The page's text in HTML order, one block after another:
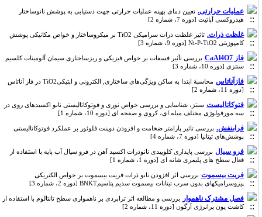
عملیات حرارتی. تعیین دمای بهینه عملیات حرارتی جهت دستیابی به پوشش نانوساختار
هیدروکسی آپاتیت‌ [دوره 7، شماره 2]
غلظت ذرات.
تاثیر غلظت ذرات سرامیکی TiO2 بر میکروساختار و خواص مکانیکی پوشش
کامپوزیتی Ni-P-TiO2 [دوره 9، شماره 3]
فاز CaAl4O7
بررسی تأثیر فسفات بر خواص فیزیکی و ریزساختاری سیمان آلومینات کلسیم
سنتزی [دوره 10، شماره 3]
فازآناتاس
محاسبۀ ابتدا به ساکن ویژگی‌های ساختاری, الکترونی و اپتیکیTiO2 در فاز آناتاس
[دوره 11، شماره 2]
فتوکاتالیست سنتز، شناسایی و بررسی خواص نوری و فوتوکاتالیستی نانو اکسیدهای روی در
سه مورفولوژی مختلف میله ای، کروی و صفحه ای [دوره 10، شماره 1]
فرابنفش. بررسی تاثیر پارامتر ضخامت و افزودن دوپنت ‌فلوئور بر عملکرد فوتوکاتالیستی
پوشش‌های تیتانیا [دوره 7، شماره 4]
فرو سیال بررسی پایداری کلوییدی نانوذرات اکسید آهن در فرو سیال آب پایه با استفاده از
فعال سطح های پلیمری شانه ای [دوره 1، شماره 1]
فریت بیسموت بررسی اثر افزودن نانو ذرات فریت بیسموت بر خواص الکتریکی
پیزوسرامیکهای بدون سرب تیتانات بیسموت سدیم پتاسیمBNKT [دوره 2، شماره 3]
فصل مشترک ناهموار بررسی و مطالعه اثر ترابردی بر ناهمواری سطح تانتالوم با استفاده از
کاشت یون پرانرژی آرگون [دوره 11، شماره 2]